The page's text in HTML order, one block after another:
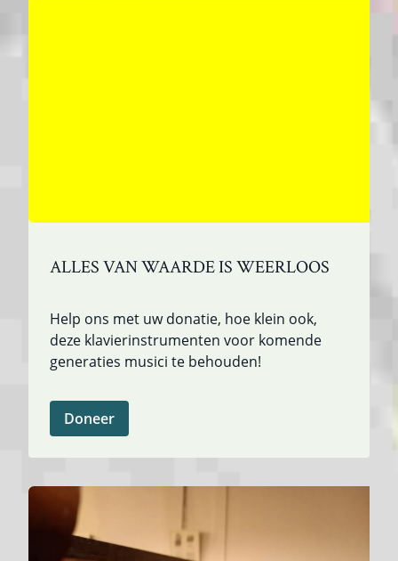
ALLES VAN WAARDE IS WEERLOOS
Help ons met uw donatie, hoe klein ook,
deze klavierinstrumenten voor komende
generaties musici te behouden!
Doneer